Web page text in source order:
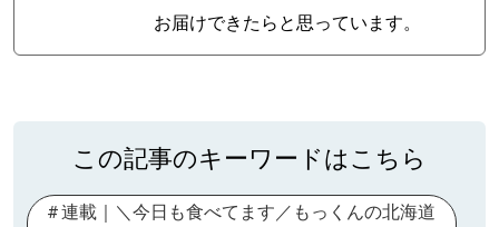
お届けできたらと思っています。
この記事のキーワードはこちら
連載｜＼今日も食べてます／もっくんの北海道